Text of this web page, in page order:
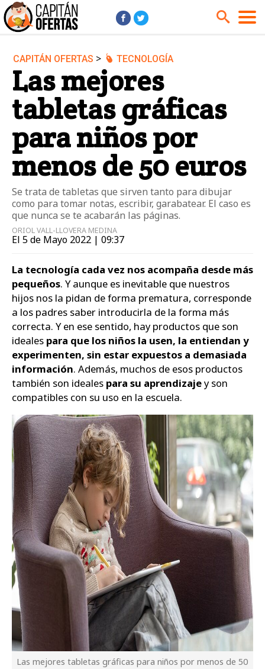
Audio y Música
Cámaras
Cine y Series
Coches
Deportes
Financiero
Hogar
Hoteles
Jardín
Juguetes
Libros
Moda él
Móviles
Niños
Tablets
Tecnología
Videojuegos
Zapatos
CAPITÁN OFERTAS > TECNOLOGÍA
Las mejores
tabletas gráficas
para niños por
menos de 50 euros
Se trata de tabletas que sirven tanto para dibujar
como para tomar notas, escribir, garabatear. El caso es
que nunca se te acabarán las páginas.
ORIOL VALL-LLOVERA MEDINA
El 5 de Mayo 2022 | 09:37
La tecnología cada vez nos acompaña desde más
pequeños. Y aunque es inevitable que nuestros
hijos nos la pidan de forma prematura, corresponde
a los padres saber introducirla de la forma más
correcta. Y en ese sentido, hay productos que son
ideales para que los niños la usen, la entiendan y
experimenten, sin estar expuestos a demasiada
información. Además, muchos de esos productos
también son ideales para su aprendizajey son
compatibles con su uso en la escuela.
Las mejores tabletas gráficas para niños por menos de 50